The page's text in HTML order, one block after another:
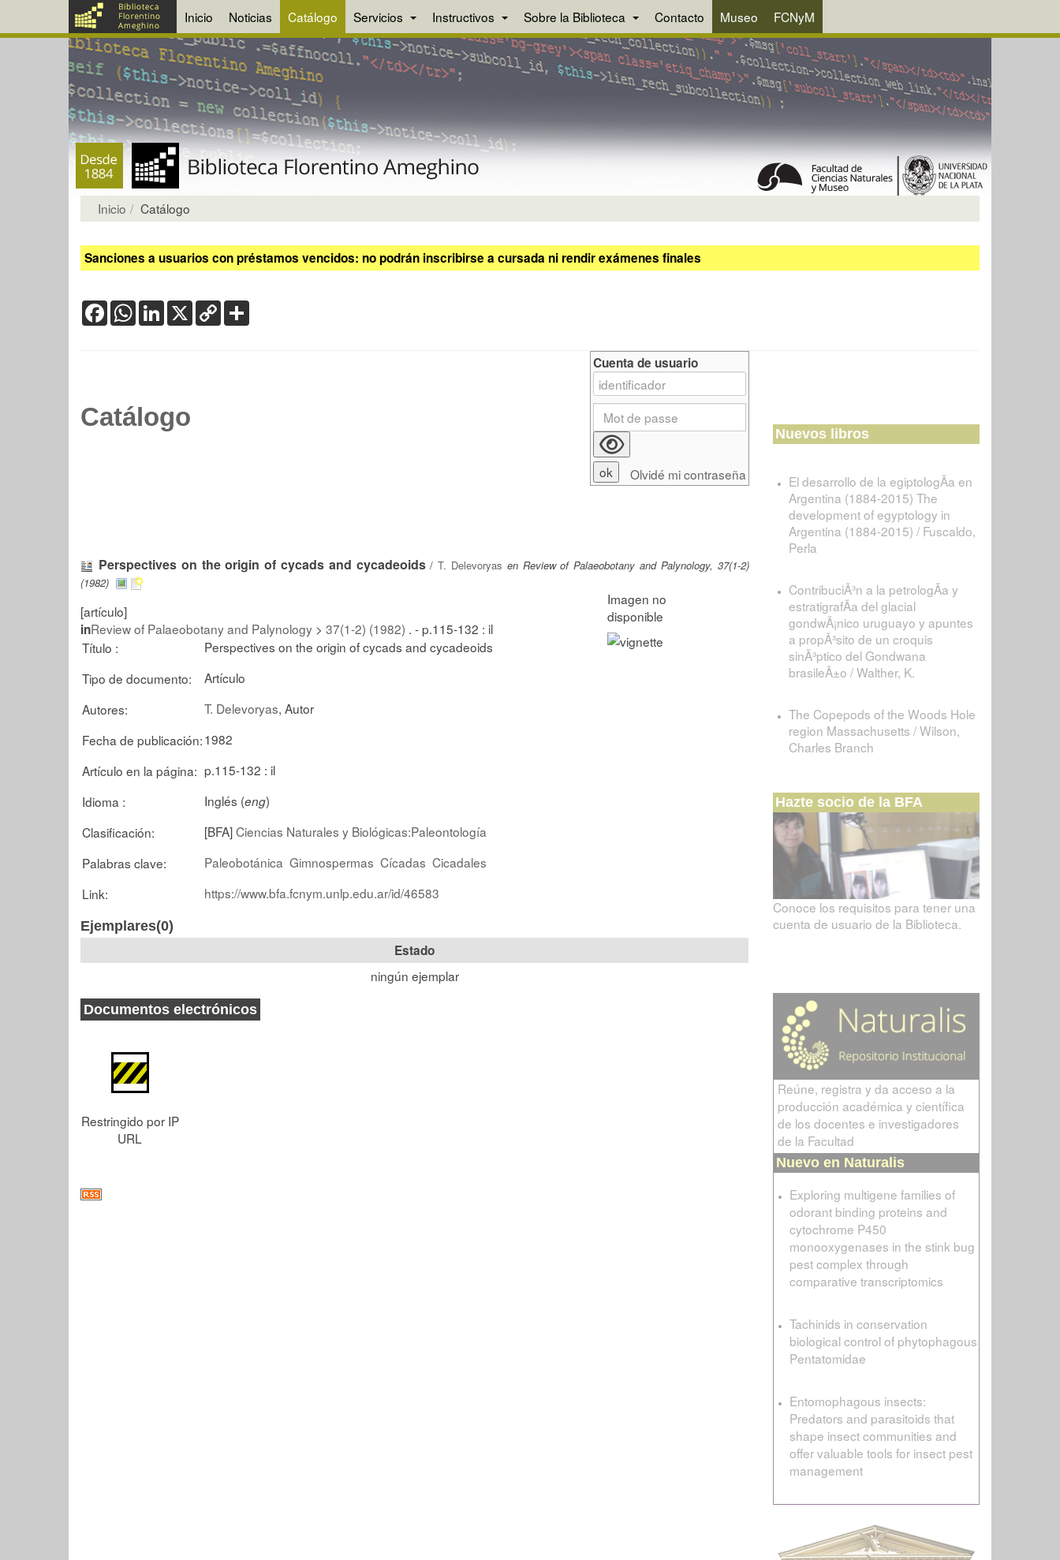
Inicio Noticias Catálogo Servicios Instructivos Sobre la Biblioteca Contacto Museo FCNyM
Inicio Catálogo
Sanciones a usuarios con préstamos vencidos: no podrán inscribirse a cursada ni rendir exámenes finales
FacebookWhatsApp
LinkedIn
X Copy
Link
Catálogo
Perspectives on the origin of cycads and cycadeoids/T. Delevoryas en Review of Palaeobotany and Palynology, 37(1-2)
(1982)
[artículo]
inReview of Palaeobotany and Palynology > 37(1-2) (1982) . - p.115-132 : il
Título :
Perspectives on the origin of cycads and cycadeoids
Tipo de documento:
Artículo
Autores:
T. Delevoryas, Autor
Fecha de publicación:1982
Artículo en la página: p.115-132 : il
Idioma :
Inglés (eng)
Clasificación:
[BFA]Ciencias Naturales y Biológicas:Paleontología
Palabras clave:
Paleobotánica Gimnospermas Cícadas Cicadales
Link:
https://www.bfa.fcnym.unlp.edu.ar/id/46583
Ejemplares(0)
Estado
ningún ejemplar
Documentos electrónicos
Restringido por IP
URL
Cuenta de usuario
Olvidé mi contraseña
Nuevos libros
El desarrollo de la egiptologÃ­a en
Argentina (1884-2015) The
development of egyptology in
Argentina (1884-2015) / Fuscaldo,
Perla
ContribuciÃ³n a la petrologÃ­a y
estratigrafÃ­a del glacial
gondwÃ¡nico uruguayo y apuntes
a propÃ³sito de un croquis
sinÃ³ptico del Gondwana
brasileÃ±o / Walther, K.
The Copepods of the Woods Hole
region Massachusetts / Wilson,
Charles Branch
Hazte socio de la BFA
Conoce los requisitos para tener una
cuenta de usuario de la Biblioteca.
Reúne, registra y da acceso a la
producción académica y científica
de los docentes e investigadores
de la Facultad
Nuevo en Naturalis
Exploring multigene families of
odorant binding proteins and
cytochrome P450
monooxygenases in the stink bug
pest complex through
comparative transcriptomics
Tachinids in conservation
biological control of phytophagous
Pentatomidae
Entomophagous insects:
Predators and parasitoids that
shape insect communities and
offer valuable tools for insect pest
management